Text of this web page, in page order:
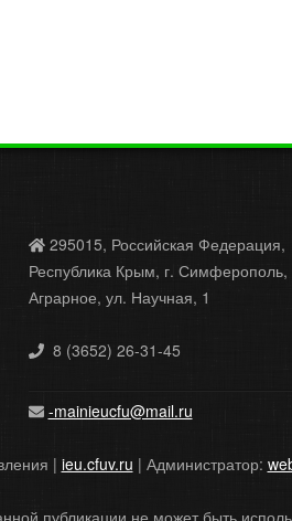
295015, Российская Федерация,
Республика Крым, г. Симферополь,
Аграрное, ул. Научная, 1
8 (3652) 26-31-45
-mainieucfu@mail.ru
| ieu.cfuv.ru | Администратор:
публикации не может быть